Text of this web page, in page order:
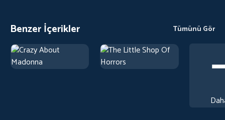
Benzer İçerikler Tümünü Gör